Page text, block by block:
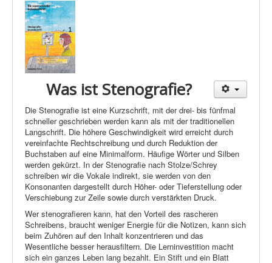
Was ist Stenografie?
Die Stenografie ist eine Kurzschrift, mit der drei- bis fünfmal
schneller geschrieben werden kann als mit der traditionellen
Langschrift. Die höhere Geschwindigkeit wird erreicht durch
vereinfachte Rechtschreibung und durch Reduktion der
Buchstaben auf eine Minimalform. Häufige Wörter und Silben
werden gekürzt. In der Stenografie nach Stolze/Schrey
schreiben wir die Vokale indirekt, sie werden von den
Konsonanten dargestellt durch Höher- oder Tieferstellung oder
Verschiebung zur Zeile sowie durch verstärkten Druck.
Wer stenografieren kann, hat den Vorteil des rascheren
Schreibens, braucht weniger Energie für die Notizen, kann sich
beim Zuhören auf den Inhalt konzentrieren und das
Wesentliche besser herausfiltern. Die Lerninvestition macht
sich ein ganzes Leben lang bezahlt. Ein Stift und ein Blatt